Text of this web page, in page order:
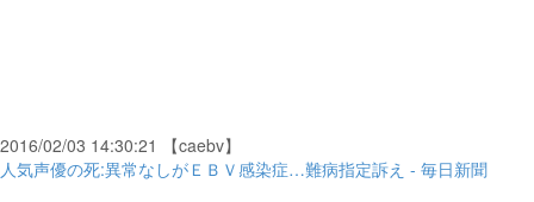
2016/02/03 14:30:21 【caebv】
人気声優の死:異常なしがＥＢＶ感染症…難病指定訴え - 毎日新聞